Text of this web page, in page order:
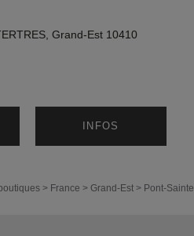
Grand-Est 10410
INFOS
> France > Grand-Est > Pont-